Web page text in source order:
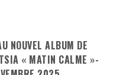
NOUVEL ALBUM DE
« MATIN CALME »-